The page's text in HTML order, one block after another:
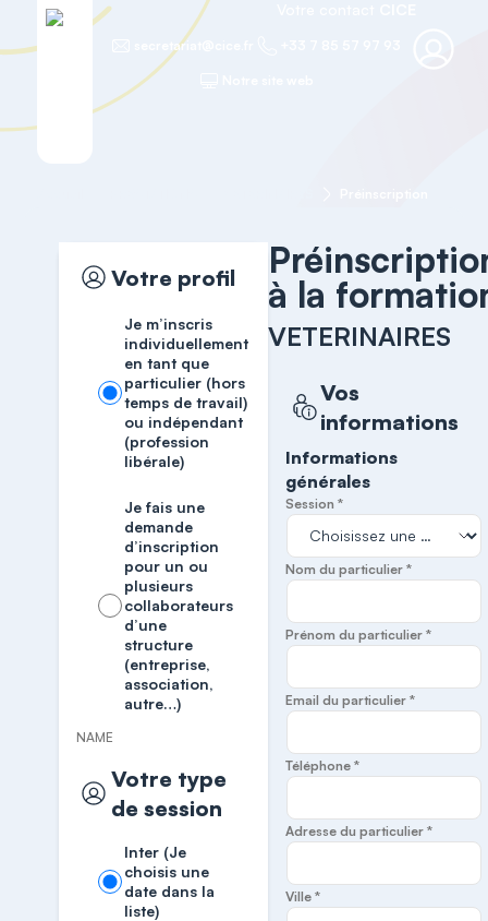
secretariat@cice.fr
Votre profil
Je m’inscris
individuellement
en tant que
particulier (hors
temps de travail)
ou indépendant
(profession
libérale)
Je fais une
demande
d’inscription
pour un ou
plusieurs
collaborateurs
d’une
structure
(entreprise,
association,
autre…)
NAME
Votre type
de session
Inter (Je
choisis une
date dans la
liste)
à la
VETERINAIRES
Vos
informations
Informations
générales
Session *
Nom du particulier *
Prénom du particulier *
Email du particulier *
Téléphone *
Adresse du particulier *
Ville *